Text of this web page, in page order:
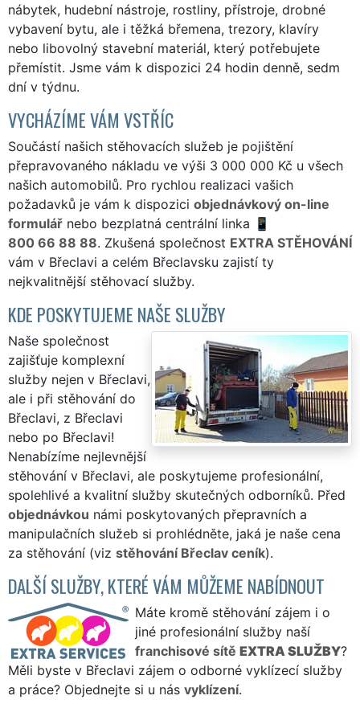
nábytek, hudební nástroje, rostliny, přístroje, drobné
vybavení bytu, ale i těžká břemena, trezory, klavíry
nebo libovolný stavební materiál, který potřebujete
přemístit. Jsme vám k dispozici 24 hodin denně, sedm
dní v týdnu.
VYCHÁZÍME VÁM VSTŘÍC
Součástí našich stěhovacích služeb je pojištění
přepravovaného nákladu ve výši 3 000 000 Kč u všech
našich automobilů. Pro rychlou realizaci vašich
požadavků je vám k dispozici objednávkový on-line
formulář nebo bezplatná centrální linka
800 66 88 88. Zkušená společnost EXTRA STĚHOVÁNÍ
vám v Břeclavi a celém Břeclavsku zajistí ty
nejkvalitnější stěhovací služby.
KDE POSKYTUJEME NAŠE SLUŽBY
Naše společnost
zajišťuje komplexní
služby nejen v Břeclavi,
ale i při stěhování do
Břeclavi, z Břeclavi
nebo po Břeclavi!
Nenabízíme nejlevnější
stěhování v Břeclavi, ale poskytujeme profesionální,
spolehlivé a kvalitní služby skutečných odborníků. Před
objednávkou námi poskytovaných přepravních a
manipulačních služeb si prohlédněte, jaká je naše cena
za stěhování (viz stěhování Břeclav ceník).
DALŠÍ SLUŽBY, KTERÉ VÁM MŮŽEME NABÍDNOUT
Máte kromě stěhování zájem i o
jiné profesionální služby naší
franchisové sítě EXTRA SLUŽBY?
Měli byste v Břeclavi zájem o odborné vyklízecí služby
a práce? Objednejte si u nás vyklízení.